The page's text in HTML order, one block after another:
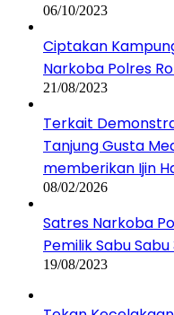
06/10/2023
Ciptakan
Narkoba Polres
21/08/2023
Terkait
Tanjung Gusta
memberikan Ijin
08/02/2026
Satres Narkoba
Pemilik Sabu Sabu
19/08/2023